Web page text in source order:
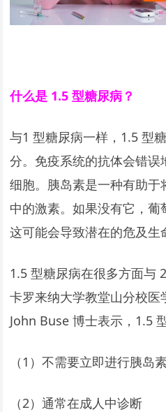
什么是 1.5 型糖尿病？
与1 型糖尿病一样，1.5 型
分。免疫系统的抗体会错
细胞。胰岛素是一种有助
中的激素。如果没有它，葡
这可能会导致潜在的危及生
1.5 型糖尿病在很多方面与
卡罗来纳大学教堂山分校
John Buse 博士表示，1.5
（1）不需要立即进行胰岛
（2）通常在成人中诊断